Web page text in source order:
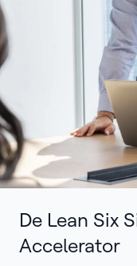
De Lean Six
Accelerator